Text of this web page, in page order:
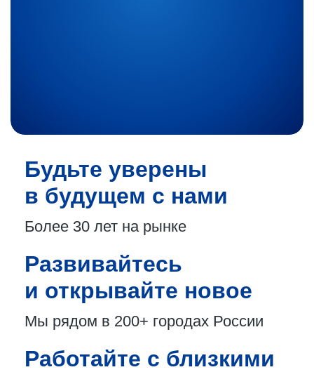
Будьте уверены
в будущем с нами
Более 30 лет на рынке
Развивайтесь
и открывайте новое
Мы рядом в 200+ городах России
Работайте с близкими